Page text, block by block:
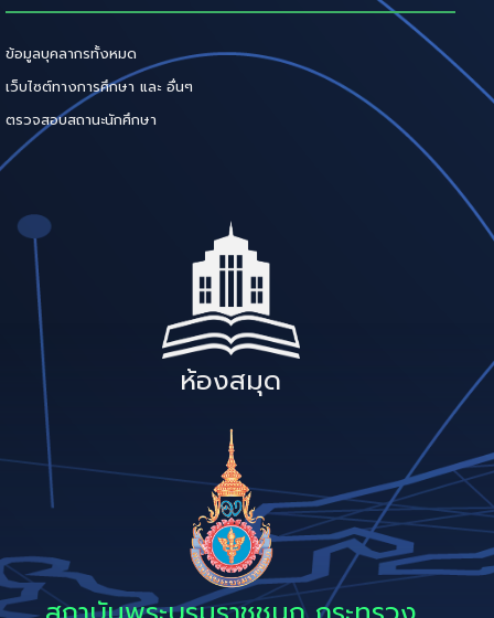
ข้อมูลบุคลากรทั้งหมด
เว็บไซต์ทางการศึกษา และ อื่นๆ
ตรวจสอบสถานะนักศึกษา
ห้องสมุด